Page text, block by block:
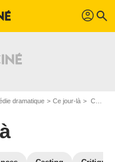
profil search
dramatique Ce jour-là Ce jour-là en DVD Blu Ray